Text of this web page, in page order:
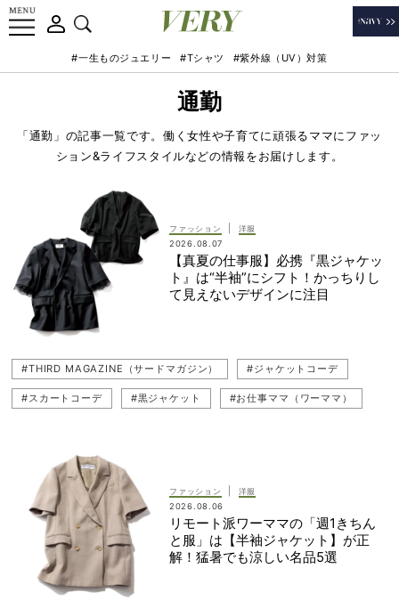
#一生ものジュエリー #Tシャツ #紫外線（UV）対策
通勤
「通勤」の記事一覧です。働く女性や子育てに頑張るママにファッ
ション&ライフスタイルなどの情報をお届けします。
ファッション
洋服
2026.08.07
【真夏の仕事服】必携『黒ジャケッ
ト』は“半袖”にシフト！かっちりし
て見えないデザインに注目
#THIRD MAGAZINE（サードマガジン） #ジャケットコーデ
#スカートコーデ #黒ジャケット #お仕事ママ（ワーママ）
#通勤コーデ
ファッション
洋服
2026.08.06
リモート派ワーママの「週1きちん
と服」は【半袖ジャケット】が正
解！猛暑でも涼しい名品5選